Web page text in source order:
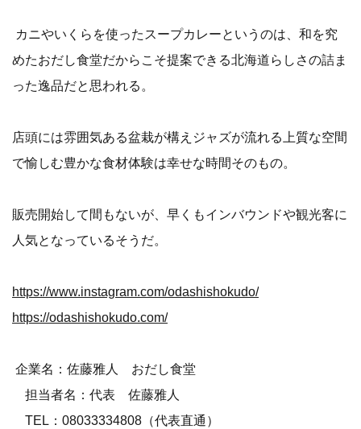
カニやいくらを使ったスープカレーというのは、和を究
めたおだし食堂だからこそ提案できる北海道らしさの詰ま
った逸品だと思われる。
店頭には雰囲気ある盆栽が構えジャズが流れる上質な空間
で愉しむ豊かな食材体験は幸せな時間そのもの。
販売開始して間もないが、早くもインバウンドや観光客に
人気となっているそうだ。
https://www.instagram.com/odashishokudo/
https://odashishokudo.com/
企業名：佐藤雅人 おだし食堂
担当者名：代表 佐藤雅人
TEL：08033334808（代表直通）